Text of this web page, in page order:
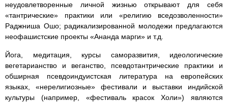
неудовлетворенные личной жизнью открывают для себя
«тантрические» практики или «религию вседозволенности»
Раджниша Ошо; радикализированной молодежи предлагаются
неофашистские проекты «Ананда марги» и т.д.
Йога, медитация, курсы саморазвития, идеологические
вегетарианство и веганство, псевдотантрические практики и
обширная псевдоиндуистская литература на европейских
языках, «нерелигиозные» фестивали и выставки индийской
культуры (например, «фестиваль красок Холи») являются